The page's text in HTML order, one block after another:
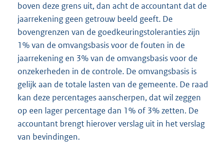
boven deze grens uit, dan acht de accountant dat de
jaarrekening geen getrouw beeld geeft. De
bovengrenzen van de goedkeuringstoleranties zijn
1% van de omvangsbasis voor de fouten in de
jaarrekening en 3% van de omvangsbasis voor de
onzekerheden in de controle. De omvangsbasis is
gelijk aan de totale lasten van de gemeente. De raad
kan deze percentages aanscherpen, dat wil zeggen
op een lager percentage dan 1% of 3% zetten. De
accountant brengt hierover verslag uit in het verslag
van bevindingen.